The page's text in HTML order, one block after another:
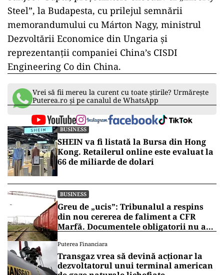
Steel”, la Budapesta, cu prilejul semnării
memorandumului cu Márton Nagy, ministrul
Dezvoltării Economice din Ungaria şi
reprezentanții companiei China’s CISDI
Engineering Co din China.
Vrei să fii mereu la curent cu toate știrile? Urmărește
Puterea.ro și pe canalul de WhatsApp
BUSINESS
SHEIN va fi listată la Bursa din Hong
Kong. Retailerul online este evaluat la
66 de miliarde de dolari
BUSINESS
Greu de „ucis”: Tribunalul a respins
din nou cererea de faliment a CFR
Marfă. Documentele obligatorii nu au
Puterea Financiara
Transgaz vrea să devină acționar la
dezvoltatorul unui terminal american